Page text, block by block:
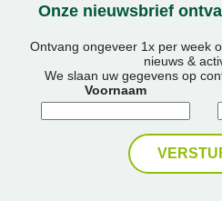
Onze nieuwsbrief
Ontvang ongeveer 1x per week
nieuws &
We slaan uw gegevens op
Voornaam